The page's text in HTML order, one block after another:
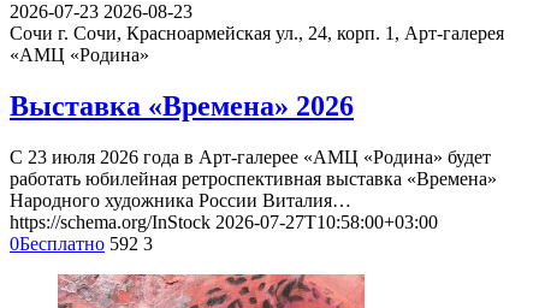
2026-07-23 2026-08-23
Сочи г. Сочи, Красноармейская ул., 24, корп. 1, Арт-галерея
«АМЦ «Родина»
Выставка «Времена» 2026
С 23 июля 2026 года в Арт-галерее «АМЦ «Родина» будет
работать юбилейная ретроспективная выставка «Времена»
Народного художника России Виталия…
https://schema.org/InStock 2026-07-27T10:58:00+03:00
0Бесплатно 592 3